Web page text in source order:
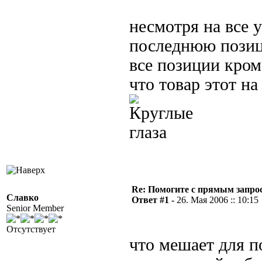
несмотря на все
последнюю
все позиции
что товар этот
Славко
Senior Member
Отсутствует
Re: Помогите с прямым
Ответ #1 - 26. Мая 2006 :: 10:15
что мешает для